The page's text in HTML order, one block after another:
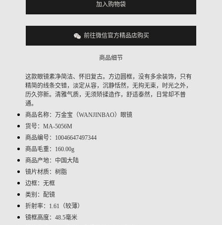
加入购物袋
前往微信官方精品店购买
商品细节
这款眼镜素净简洁、怀旧复古。方边圆框，没有多余装饰，只有
精简的线条交错，淡定从容，沉静恬然，无拘无束，时光之外，
历久弥新。清雅气质，无须矫揉造作，舒适泰然，日常却不普
通。
商品名称：万金宝（WANJINBAO）眼镜
货号： MA-5056M
商品编号： 10046647497344
商品毛重： 160.00g
商品产地：中国大陆
镜片材质：树脂
边框：无框
类别：配镜
折射率： 1.61（较薄）
镜框高度：48.5毫米